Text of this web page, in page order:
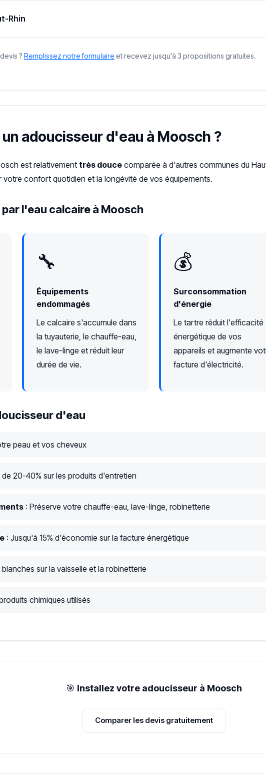
Rhin
? Remplissez notre formulaire et recevez jusqu'à 3 propositions gratuites.
adoucisseur d'eau à Moosch ?
est relativementtrès douce comparée à d'autres communes du
votre confort quotidien et la longévité de vos équipements.
l'eau calcaire à Moosch
🔧
Équipements
endommagés
Le calcaire s'accumule dans
la tuyauterie, le chauffe-eau,
le lave-linge et réduit leur
durée de vie.
💰
Surconsommation
d'énergie
Le tartre réduit l'efficacité
énergétique de vos
appareils et augmente
facture d'électricité.
d'eau
peau et vos cheveux
de 20-40% sur les produits d'entretien
: Préserve votre chauffe-eau, lave-linge, robinetterie
: Jusqu'à 15% d'économie sur la facture énergétique
blanches sur la vaisselle et la robinetterie
chimiques utilisés
🎯 Installez votre adoucisseur à Moosch
Comparer les devis gratuitement